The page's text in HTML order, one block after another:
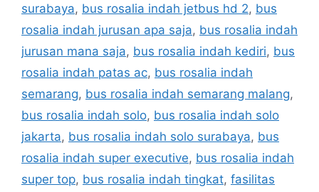
surabaya, bus rosalia indah jetbus hd 2, bus
rosalia indah jurusan apa saja, bus rosalia indah
jurusan mana saja, bus rosalia indah kediri, bus
rosalia indah patas ac, bus rosalia indah
semarang, bus rosalia indah semarang malang,
bus rosalia indah solo, bus rosalia indah solo
jakarta, bus rosalia indah solo surabaya, bus
rosalia indah super executive, bus rosalia indah
super top, bus rosalia indah tingkat, fasilitas